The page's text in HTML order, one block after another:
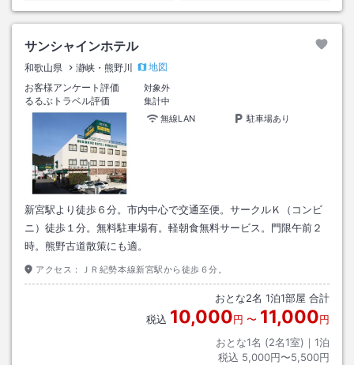
サンシャインホテル
和歌山県 瀞峡・熊野川
地図
お客様アンケート評価
対象外
るるぶトラベル評価
集計中
無線LAN
駐車場あり
新宮駅より徒歩６分。市内中心で交通至便。サークルＫ（コンビ
ニ）徒歩１分。無料駐車場有。軽朝食無料サービス。門限午前２
時。熊野古道散策にも適。
アクセス： ＪＲ紀勢本線新宮駅から徒歩６分。
おとな2名 1泊1部屋 合計
税込 10,000円 〜 11,000円
おとな1名 (2名1室)｜ 1泊
税込 5,000円〜5,500円